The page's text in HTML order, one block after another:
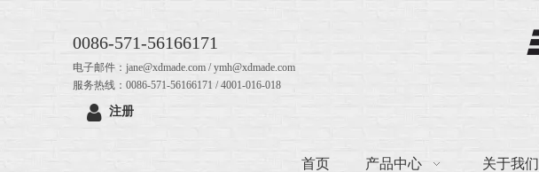
0086-571-56166171
电子邮件：jane@xdmade.com / ymh@xdmade.com
服务热线：0086-571-56166171 / 4001-016-018
注册
首页 产品中心 关于我们